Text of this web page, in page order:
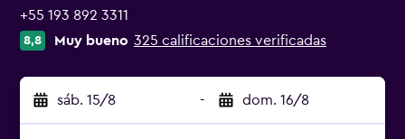
+55 193 892 3311
8,8 Muy bueno 325 calificaciones verificadas
sáb. 15/8 - dom. 16/8